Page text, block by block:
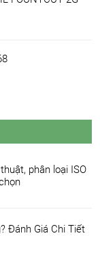
phân loại ISO
Đánh Giá Chi Tiết